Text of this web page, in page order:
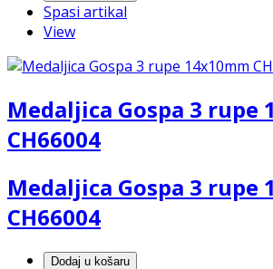
Spasi artikal
View
Medaljica Gospa 3 rupe
CH66004
Medaljica Gospa 3 rupe
CH66004
Dodaj u košaru